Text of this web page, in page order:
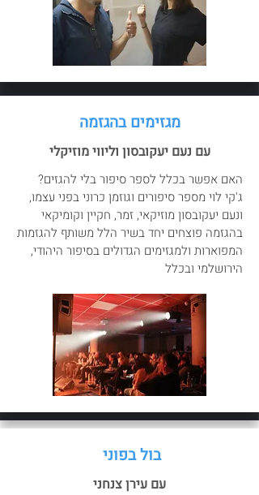
מגזימים בהגזמה
עם נעם יעקובסון וליווי מוזיקלי
האם אפשר בכלל לספר סיפור בלי להגזים?
ג'קי לוי מספר סיפורים וגוזמן כרוני בפני עצמו,
ונעם יעקובסון מוזיקאי, זמר, חקיין וקומיקאי
בהגזמה פוצחים יחד בשיר הלל משותף להגזמות
המפוארות ולמגזימים הגדולים בסיפור היהודי,
הירושלמי ובכלל
בול בפוני
עם עירן צנחני